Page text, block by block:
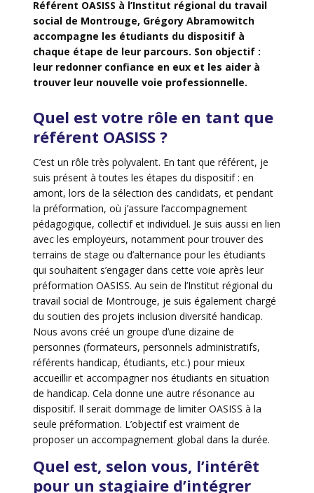
Référent OASISS à l’Institut régional du travail
social de Montrouge, Grégory Abramowitch
accompagne les étudiants du dispositif à
chaque étape de leur parcours. Son objectif :
leur redonner confiance en eux et les aider à
trouver leur nouvelle voie professionnelle.
Quel est votre rôle en tant que
référent OASISS ?
C’est un rôle très polyvalent. En tant que référent, je
suis présent à toutes les étapes du dispositif : en
amont, lors de la sélection des candidats, et pendant
la préformation, où j’assure l’accompagnement
pédagogique, collectif et individuel. Je suis aussi en lien
avec les employeurs, notamment pour trouver des
terrains de stage ou d’alternance pour les étudiants
qui souhaitent s’engager dans cette voie après leur
préformation OASISS. Au sein de l’Institut régional du
travail social de Montrouge, je suis également chargé
du soutien des projets inclusion diversité handicap.
Nous avons créé un groupe d’une dizaine de
personnes (formateurs, personnels administratifs,
référents handicap, étudiants, etc.) pour mieux
accueillir et accompagner nos étudiants en situation
de handicap. Cela donne une autre résonance au
dispositif. Il serait dommage de limiter OASISS à la
seule préformation. L’objectif est vraiment de
proposer un accompagnement global dans la durée.
Quel est, selon vous, l’intérêt
pour un stagiaire d’intégrer